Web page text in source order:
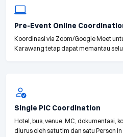
Pre-Event Online
Koordinasi via Zoom/Google Meet
Karawang tetap dapat memantau
Single PIC Coordination
Hotel, bus, venue, MC, dokumentasi,
diurus oleh satu tim dan satu Person In